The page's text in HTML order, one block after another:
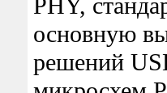
PHY,
основную
решений